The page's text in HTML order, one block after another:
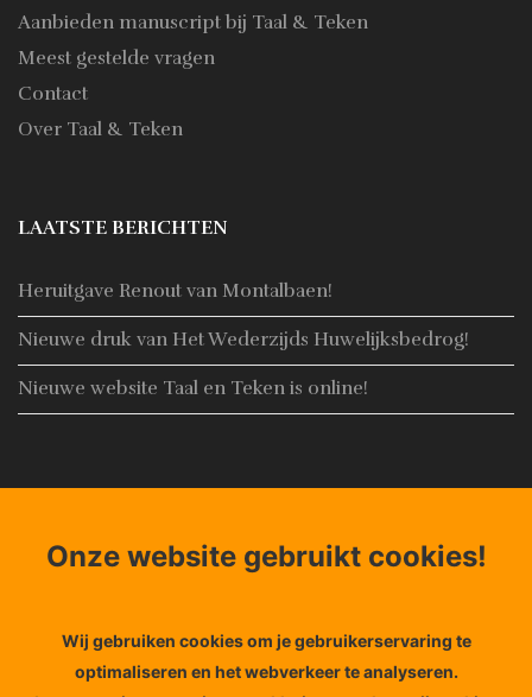
Aanbieden manuscript bij Taal & Teken
Meest gestelde vragen
Contact
Over Taal & Teken
LAATSTE BERICHTEN
Heruitgave Renout van Montalbaen!
Nieuwe druk van Het Wederzijds Huwelijksbedrog!
Nieuwe website Taal en Teken is online!
CONTACT
Adres:Noorderhaven 4, 8861 AN Harlingen
Onze website gebruikt cookies!
Wij gebruiken cookies om je gebruikerservaring te
optimaliseren en het webverkeer te analyseren.